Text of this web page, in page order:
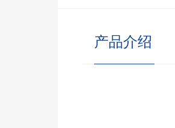
产品介绍